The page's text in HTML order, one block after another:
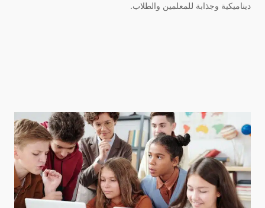
ديناميكية وجذابة للمعلمين والطلاب.